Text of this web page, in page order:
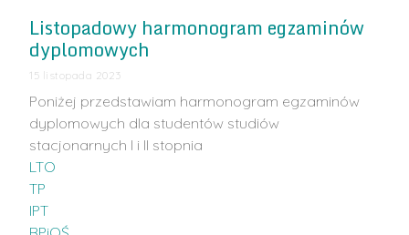
Listopadowy harmonogram egzaminów
dyplomowych
15 listopada 2023
Poniżej przedstawiam harmonogram egzaminów
dyplomowych dla studentów studiów
stacjonarnych I i II stopnia
LTO
TP
IPT